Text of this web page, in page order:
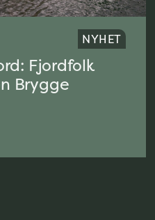
NYHET
Fjordfolk
Brygge